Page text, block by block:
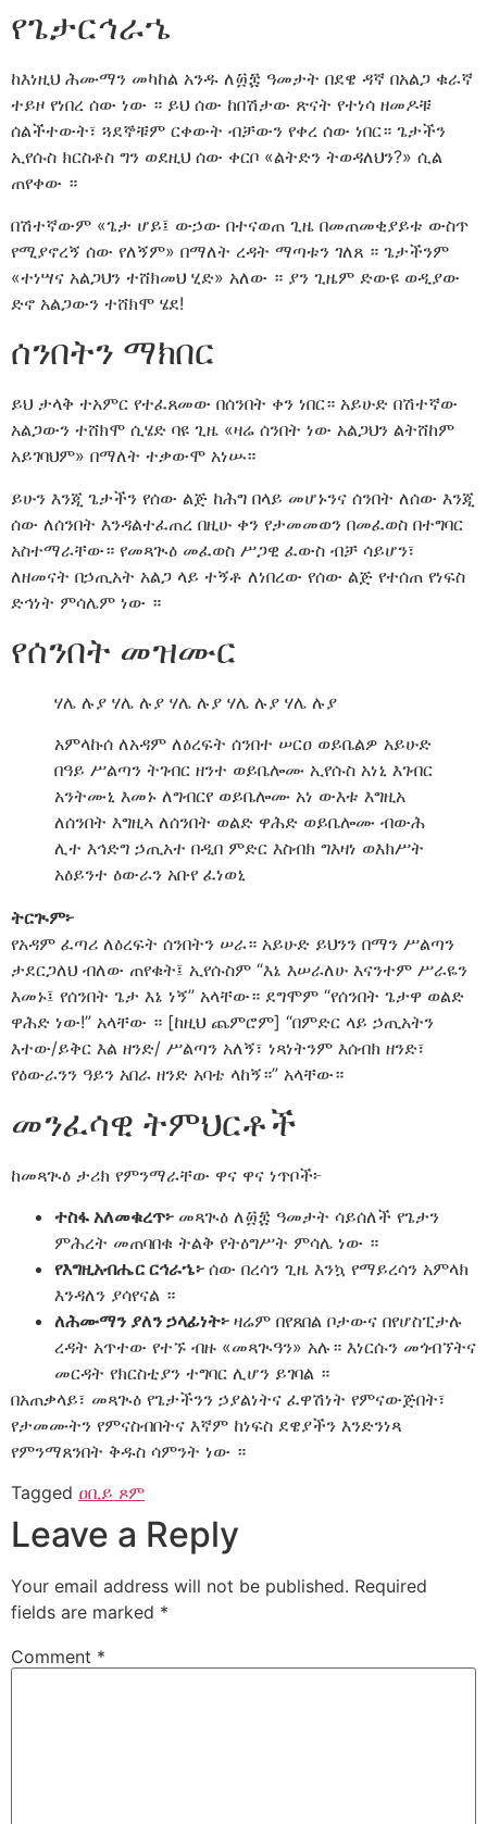
የጌታርኅራኄ
ከእነዚህ ሕሙማን መካከል አንዱ ለ፴፰ ዓመታት በደዌ ዳኛ በአልጋ ቁራኛ
ተይዞ የነበረ ሰው ነው ። ይህ ሰው ከበሽታው ጽናት የተነሳ ዘመዶቹ
ሰልችተውት፣ ጓደኞቹም ርቀውት ብቻውን የቀረ ሰው ነበር። ጌታችን
ኢየሱስ ክርስቶስ ግን ወደዚህ ሰው ቀርቦ «ልትድን ትወዳለህን?» ሲል
ጠየቀው ።
በሽተኛውም «ጌታ ሆይ፤ ውኃው በተናወጠ ጊዜ በመጠመቂያይቱ ውስጥ
የሚያኖረኝ ሰው የለኝም» በማለት ረዳት ማጣቱን ገለጸ ። ጌታችንም
«ተነሣና አልጋህን ተሸክመህ ሂድ» አለው ። ያን ጊዜም ድውዩ ወዲያው
ድኖ አልጋውን ተሸክሞ ሄደ!
ሰንበትን ማክበር
ይህ ታላቅ ተአምር የተፈጸመው በሰንበት ቀን ነበር። አይሁድ በሽተኛው
አልጋውን ተሸክሞ ሲሄድ ባዩ ጊዜ «ዛሬ ሰንበት ነው አልጋህን ልትሸከም
አይገባህም» በማለት ተቃውሞ አነሡ።
ይሁን እንጂ ጌታችን የሰው ልጅ ከሕግ በላይ መሆኑንና ሰንበት ለሰው እንጂ
ሰው ለሰንበት እንዳልተፈጠረ በዚሁ ቀን የታመመወን በመፈወስ በተግባር
አስተማራቸው። የመጻጒዕ መፈወስ ሥጋዊ ፈውስ ብቻ ሳይሆን፣
ለዘመናት በኃጢአት አልጋ ላይ ተኝቶ ለነበረው የሰው ልጅ የተሰጠ የነፍስ
ድኅነት ምሳሌም ነው ።
የሰንበት መዝሙር
ሃሌ ሉያ ሃሌ ሉያ ሃሌ ሉያ ሃሌ ሉያ ሃሌ ሉያ
አምላኩሰ ለአዳም ለዕረፍት ሰንበተ ሠርዐ ወይቤልዎ አይሁድ
በዓይ ሥልጣን ትገብር ዘንተ ወይቤሎሙ ኢየሱስ አነኒ እገብር
አንትሙኒ እመኑ ለግብርየ ወይቤሎሙ አነ ውእቱ እግዚአ
ለሰንበት እግዚኣ ለሰንበት ወልድ ዋሕድ ወይቤሎሙ ብውሕ
ሊተ እኅድግ ኃጢአተ በዲበ ምድር እስብክ ግእዛነ ወእክሥት
አዕይንተ ዕውራን አቡየ ፈነወኒ
ትርጒም፦
የአዳም ፈጣሪ ለዕረፍት ሰንበትን ሠራ። አይሁድ ይህንን በማን ሥልጣን
ታደርጋለህ ብለው ጠየቁት፤ ኢየሱስም “እኔ እሠራለሁ እናንተም ሥራዬን
እመኑ፤ የሰንበት ጌታ እኔ ነኝ” አላቸው። ደግሞም “የሰንበት ጌታዋ ወልድ
ዋሕድ ነው!” አላቸው ። [ከዚህ ጨምሮም] “በምድር ላይ ኃጢአትን
እተው/ይቅር እል ዘንድ/ ሥልጣን አለኝ፣ ነጻነትንም እሰብክ ዘንድ፣
የዕውራንን ዓይን አበራ ዘንድ አባቴ ላከኝ።” አላቸው።
መንፈሳዊ ትምህርቶች
ከመጻጒዕ ታሪክ የምንማራቸው ዋና ዋና ነጥቦች፦
ተስፋ አለመቁረጥ፦ መጻጒዕ ለ፴፰ ዓመታት ሳይሰለች የጌታን
ምሕረት መጠባበቁ ትልቅ የትዕግሥት ምሳሌ ነው ።
የእግዚአብሔር ርኅራኄ፦ ሰው በረሳን ጊዜ እንኳ የማይረሳን አምላክ
እንዳለን ያሳየናል ።
ለሕሙማን ያለን ኃላፊነት፦ ዛሬም በየጸበል ቦታውና በየሆስፒታሉ
ረዳት አጥተው የተኙ ብዙ «መጻጒዓን» አሉ። እነርሱን መጎብኘትና
መርዳት የክርስቲያን ተግባር ሊሆን ይገባል ።
በአጠቃላይ፣ መጻጒዕ የጌታችንን ኃያልነትና ፈዋሽነት የምናውጅበት፣
የታመሙትን የምናስብበትና እኛም ከነፍስ ደዌያችን እንድንነጻ
የምንማጸንበት ቅዱስ ሳምንት ነው ።
Tagged ዐቢይ ጾም
Leave a Reply
Your email address will not be published. Required
fields are marked *
Comment *